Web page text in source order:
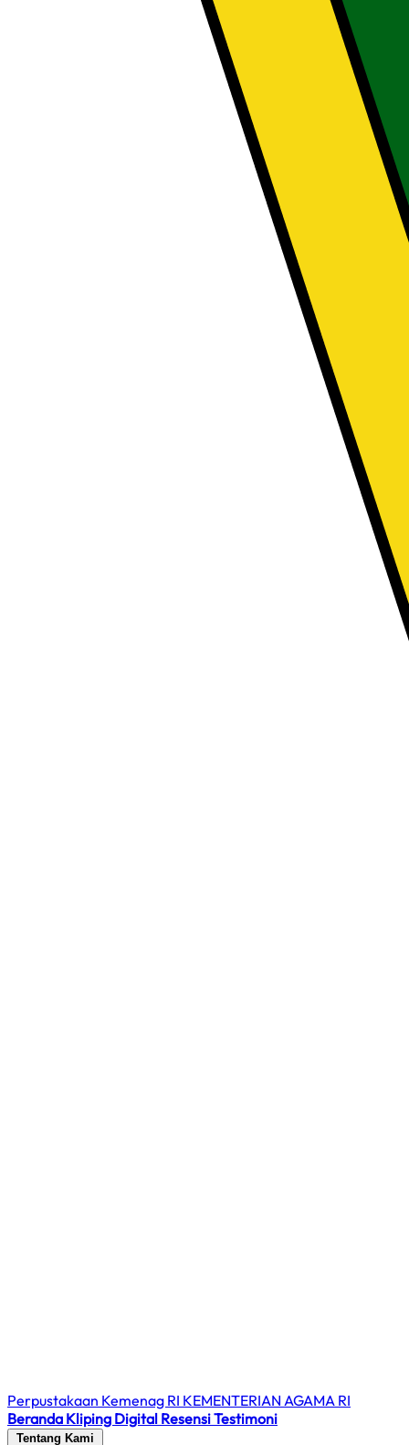
Perpustakaan Kemenag RI KEMENTERIAN AGAMA RI
Beranda Kliping Digital ResensiTestimoni
Tentang Kami